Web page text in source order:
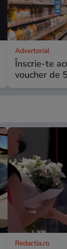
Advertorial
Înscrie-te
voucher de
Redactia.ro